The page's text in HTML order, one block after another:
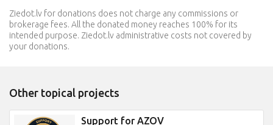
Ziedot.lv for donations does not charge any commissions or
brokerage fees. All the donated money reaches 100% for its
intended purpose. Ziedot.lv administrative costs not covered by
your donations.
Other topical projects
Support for AZOV